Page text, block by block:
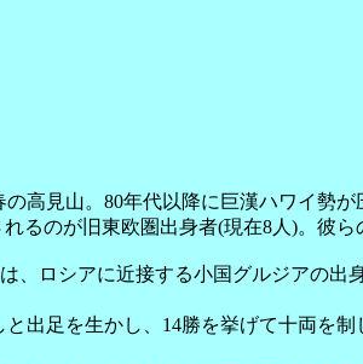
見山。80年代以降に巨漢ハワイ勢
るのが旧東欧圏出身者(現在8人)。彼ら
ロシアに近接する小国グルジアの
出足を生かし、14勝を挙げて十両を